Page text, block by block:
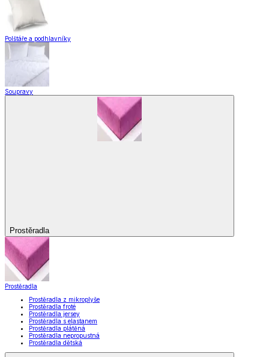
Polštáře a podhlavníky
Soupravy
Prostěradla
Prostěradla
Prostěradla z mikroplyše
Prostěradla froté
Prostěradla jersey
Prostěradla s elastanem
Prostěradla plátěná
Prostěradla nepropustná
Prostěradla dětská